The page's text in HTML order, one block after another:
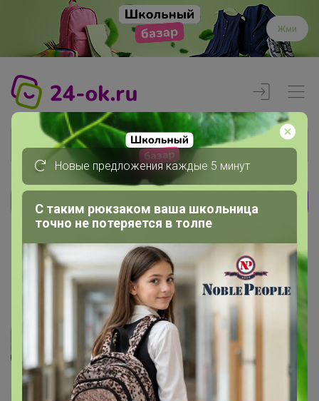
Жми
Главная
Члены клуба
Мама львёночка
Мама львёночка
Магистр
Новые предложения каждые 5 минут
С таким рюкзаком ваша школьница
точно не потеряется в толпе